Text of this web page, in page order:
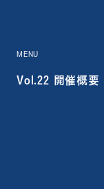
MENU
Vol.22 開催概要